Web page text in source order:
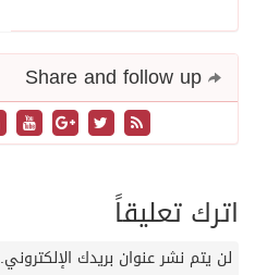
اترك تعليقاً
لن يتم نشر عنوان بريدك الإلكتروني.